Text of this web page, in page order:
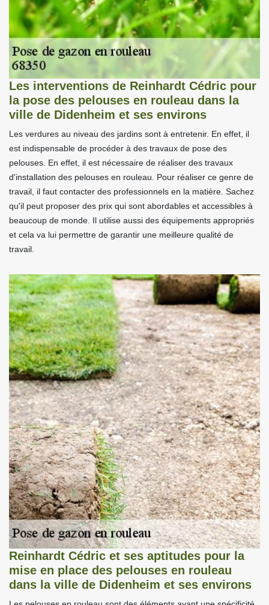
Les interventions de Reinhardt Cédric pour
la pose des pelouses en rouleau dans la
ville de Didenheim et ses environs
Les verdures au niveau des jardins sont à entretenir. En effet, il
est indispensable de procéder à des travaux de pose des
pelouses. En effet, il est nécessaire de réaliser des travaux
d'installation des pelouses en rouleau. Pour réaliser ce genre de
travail, il faut contacter des professionnels en la matière. Sachez
qu'il peut proposer des prix qui sont abordables et accessibles à
beaucoup de monde. Il utilise aussi des équipements appropriés
et cela va lui permettre de garantir une meilleure qualité de
travail.
Reinhardt Cédric et ses aptitudes pour la
mise en place des pelouses en rouleau
dans la ville de Didenheim et ses environs